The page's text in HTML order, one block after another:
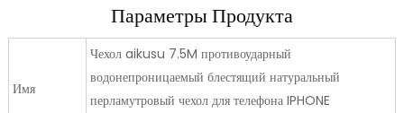
Параметры Продукта
Имя
Чехол aikusu 7.5M противоударный
водонепроницаемый блестящий натуральный
перламутровый чехол для телефона IPHONE